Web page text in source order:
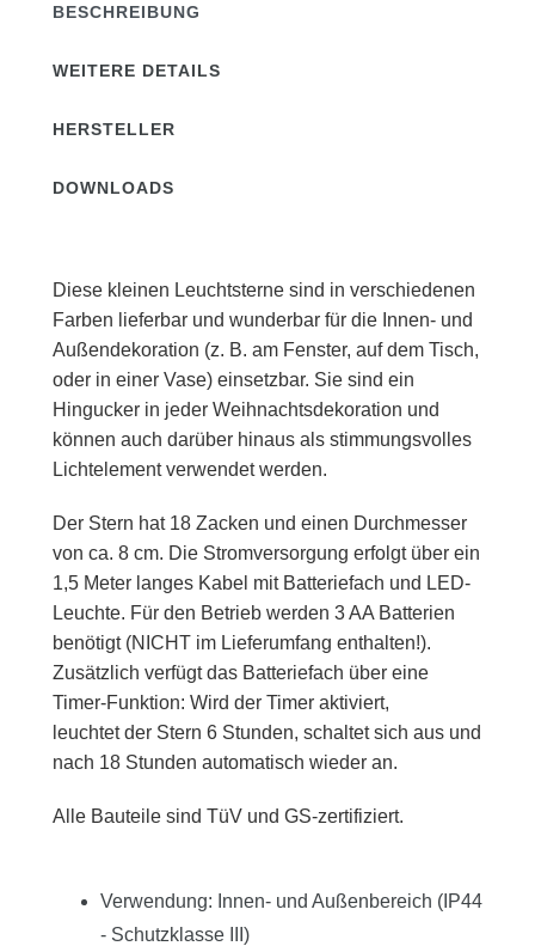
BESCHREIBUNG
WEITERE DETAILS
HERSTELLER
DOWNLOADS
Diese kleinen Leuchtsterne sind in verschiedenen
Farben lieferbar und wunderbar für die Innen- und
Außendekoration (z. B. am Fenster, auf dem Tisch,
oder in einer Vase) einsetzbar. Sie sind ein
Hingucker in jeder Weihnachtsdekoration und
können auch darüber hinaus als stimmungsvolles
Lichtelement verwendet werden.
Der Stern hat 18 Zacken und einen Durchmesser
von ca. 8 cm. Die Stromversorgung erfolgt über ein
1,5 Meter langes Kabel mit Batteriefach und LED-
Leuchte. Für den Betrieb werden 3 AA Batterien
benötigt (NICHT im Lieferumfang enthalten!).
Zusätzlich verfügt das Batteriefach über eine
Timer-Funktion: Wird der Timer aktiviert,
leuchtet der Stern 6 Stunden, schaltet sich aus und
nach 18 Stunden automatisch wieder an.
Alle Bauteile sind TüV und GS-zertifiziert.
Verwendung: Innen- und Außenbereich (IP44
- Schutzklasse III)